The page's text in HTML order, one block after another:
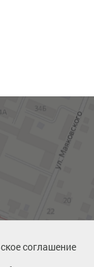
соглашение